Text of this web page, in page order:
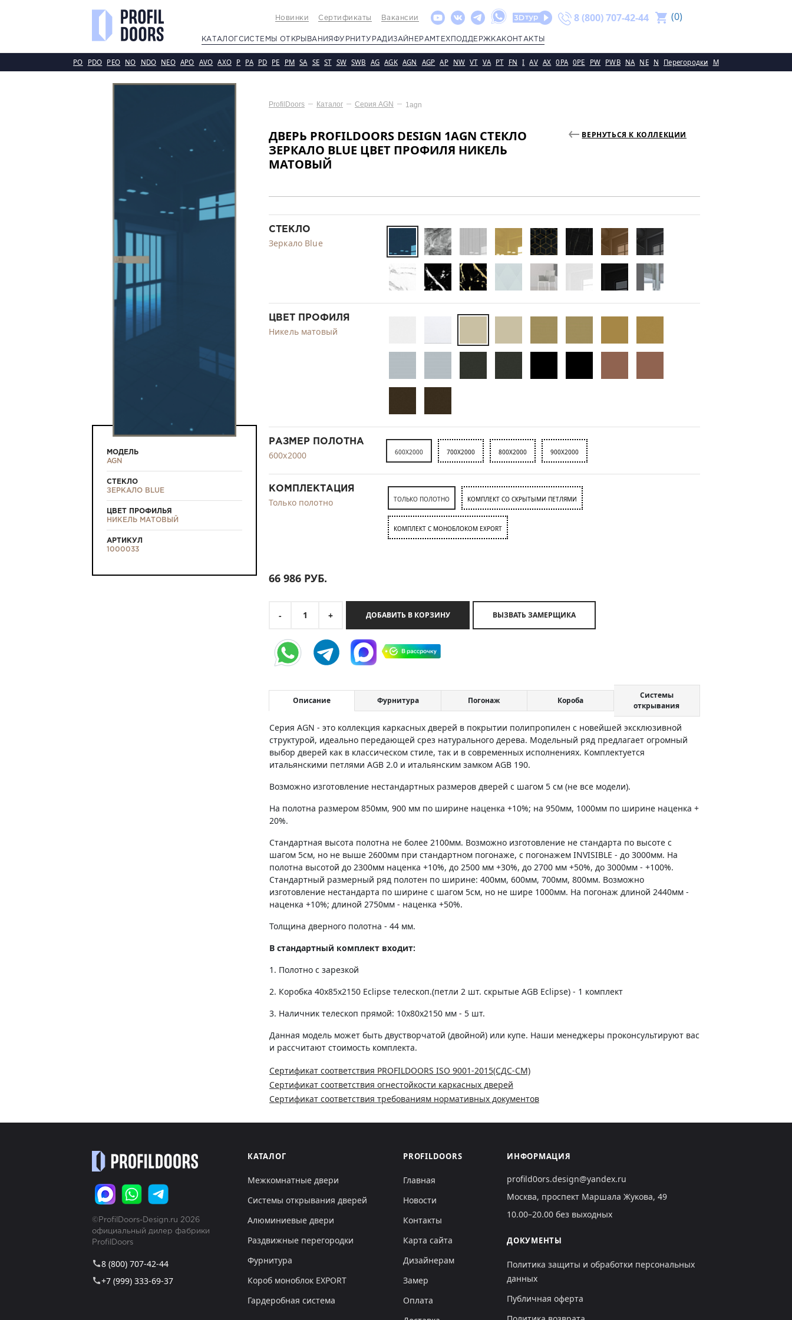
Новинки Сертификаты Вакансии 8 (800) 707-42-44 (0)
КАТАЛОГ СИСТЕМЫ ОТКРЫВАНИЯФУРНИТУРАДИЗАЙНЕРАМ ТЕХПОДДЕРЖКАКОНТАКТЫ
PO PDO PEO NO NDO NEO APO AVO AXO P PA PD PE PM SA SE ST SW SWB AG AGK AGN AGP AP NW VT VA PT FN I AV AX 0PA 0PE PW PWB NA NE N Перегородки M
МОДЕЛЬ
AGN
СТЕКЛО
ЗЕРКАЛО BLUE
ЦВЕТ ПРОФИЛЬЯ
НИКЕЛЬ МАТОВЫЙ
АРТИКУЛ
1000033
ProfilDoors Каталог Серия AGN 1agn
ДВЕРЬ PROFILDOORS DESIGN 1AGN СТЕКЛО
ЗЕРКАЛО BLUE ЦВЕТ ПРОФИЛЯ НИКЕЛЬ
МАТОВЫЙ
ВЕРНУТЬСЯ К КОЛЛЕКЦИИ
СТЕКЛО
Зеркало Blue
ЦВЕТ ПРОФИЛЯ
Никель матовый
РАЗМЕР ПОЛОТНА
600x2000 600X2000 700X2000 800X2000 900X2000
КОМПЛЕКТАЦИЯ
Только полотно ТОЛЬКО ПОЛОТНО КОМПЛЕКТ СО СКРЫТЫМИ ПЕТЛЯМИ
КОМПЛЕКТ C МОНОБЛОКОМ EXPORT
66 986 РУБ.
- 1 + ДОБАВИТЬ В КОРЗИНУ ВЫЗВАТЬ ЗАМЕРЩИКА
Описание Фурнитура Погонаж Короба
Системы
открывания
Серия AGN - это коллекция каркасных дверей в покрытии полипропилен с новейшей эксклюзивной
структурой, идеально передающей срез натурального дерева. Модельный ряд предлагает огромный
выбор дверей как в классическом стиле, так и в современных исполнениях. Комплектуется
итальянскими петлями AGB 2.0 и итальянским замком AGB 190.
Возможно изготовление нестандартных размеров дверей с шагом 5 см (не все модели).
На полотна размером 850мм, 900 мм по ширине наценка +10%; на 950мм, 1000мм по ширине наценка +
20%.
Стандартная высота полотна не более 2100мм. Возможно изготовление не стандарта по высоте с
шагом 5см, но не выше 2600мм при стандартном погонаже, с погонажем INVISIBLE - до 3000мм. На
полотна высотой до 2300мм наценка +10%, до 2500 мм +30%, до 2700 мм +50%, до 3000мм - +100%.
Стандартный размерный ряд полотен по ширине: 400мм, 600мм, 700мм, 800мм. Возможно
изготовление нестандарта по ширине с шагом 5см, но не шире 1000мм. На погонаж длиной 2440мм -
наценка +10%; длиной 2750мм - наценка +50%.
Толщина дверного полотна - 44 мм.
В стандартный комплект входит:
1. Полотно c зарезкой
2. Коробка 40х85х2150 Eclipse телескоп.(петли 2 шт. скрытые AGB Eclipse) - 1 комплект
3. Наличник телескоп прямой: 10х80х2150 мм - 5 шт.
Данная модель может быть двустворчатой (двойной) или купе. Наши менеджеры проконсультируют вас
и рассчитают стоимость комплекта.
Сертификат соответствия PROFILDOORS ISO 9001-2015(СДС-СМ)
Сертификат соответствия огнестойкости каркасных дверей
Сертификат соответствия требованиям нормативных документов
©ProfilDoors-Design.ru 2026
официальный дилер фабрики
ProfilDoors
call8 (800) 707-42-44
call+7 (999) 333-69-37
КАТАЛОГ
Межкомнатные двери
Системы открывания дверей
Алюминиевые двери
Раздвижные перегородки
Фурнитура
Короб моноблок EXPORT
Гардеробная система
PROFILDOORS
Главная
Новости
Контакты
Карта сайта
Дизайнерам
Замер
Оплата
ИНФОРМАЦИЯ
profild0ors.design@yandex.ru
Москва, проспект Маршала Жукова, 49
10.00–20.00 без выходных
ДОКУМЕНТЫ
Политика защиты и обработки персональных
данных
Публичная оферта